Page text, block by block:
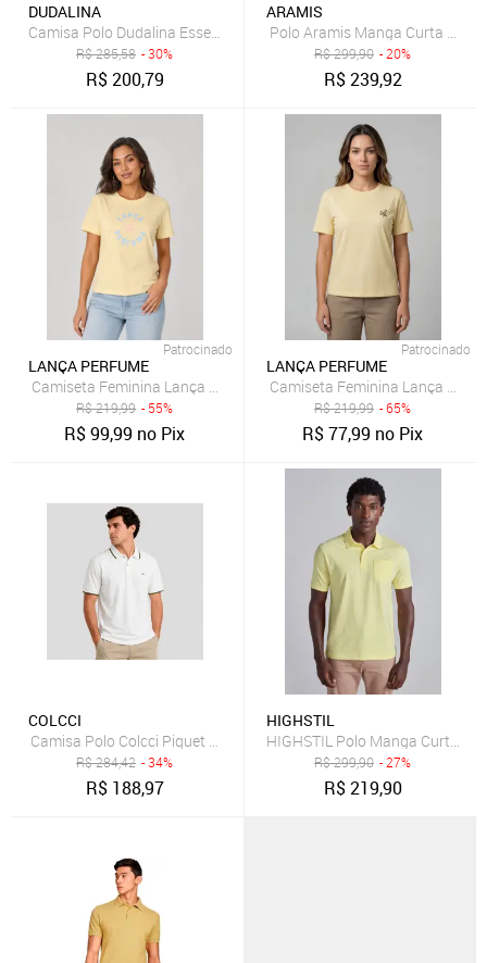
DUDALINA
Camisa Polo Dudalina Essential Color In26 Amarelo Masculino
R$285,58 - 30%
R$200,79
ARAMIS
Polo Aramis Manga Curta
R$299,90 - 20%
R$239,92
Patrocinado
LANÇA PERFUME
Camiseta Feminina Lança Perfume Estampa Frontal Amarelo
R$219,99 - 55%
R$99,99 no Pix
Patrocinado
LANÇA PERFUME
Camiseta Feminina Lança
R$219,99 - 65%
R$77,99 no Pix
COLCCI
Camisa Polo Colcci Piquet Logo Fx In26 Off White Masculino
R$284,42 - 34%
R$ 188,97
HIGHSTIL
HIGHSTIL Polo Manga Curta
R$299,90 - 27%
R$219,90